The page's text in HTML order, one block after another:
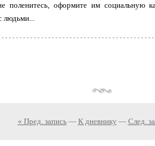
поленитесь, оформите им
людьми...
« Пред. запись— К дневнику — След.